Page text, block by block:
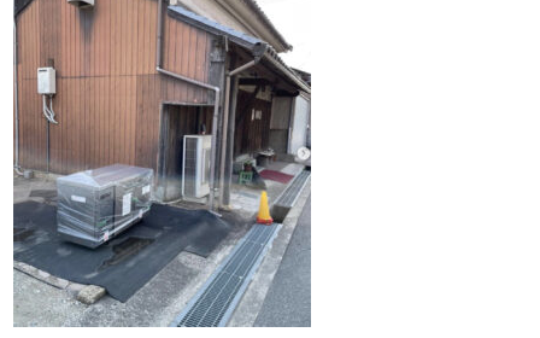
商品倉庫
Q&A
ブログ
お問い合わせ